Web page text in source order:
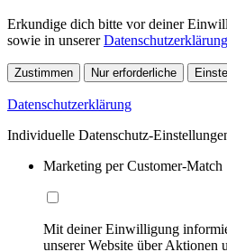
Erkundige dich bitte vor deiner
sowie in unsererDatenschutzerklärung
Zustimmen Nur erforderliche
Datenschutzerklärung
Individuelle Datenschutz-
Marketing per Customer-Match
Mit deiner Einwilligung
unserer Website über Aktionen